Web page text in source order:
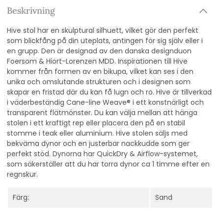
Beskrivning
Hive stol har en skulptural silhuett, vilket gör den perfekt
som blickfång på din uteplats, antingen för sig själv eller i
en grupp. Den är designad av den danska designduon
Foersom & Hiort-Lorenzen MDD. Inspirationen till Hive
kommer från formen av en bikupa, vilket kan ses i den
unika och omslutande strukturen och i designen som
skapar en fristad där du kan få lugn och ro. Hive är tillverkad
i väderbeständig Cane-line Weave® i ett konstnärligt och
transparent flätmönster. Du kan välja mellan att hänga
stolen i ett kraftigt rep eller placera den på en stabil
stomme i teak eller aluminium. Hive stolen säljs med
bekväma dynor och en justerbar nackkudde som ger
perfekt stöd. Dynorna har QuickDry & Airflow-systemet,
som säkerställer att du har torra dynor ca 1 timme efter en
regnskur.
Färg: Sand